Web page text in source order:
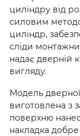
циліндру від
силовим
циліндр,
сліди
надає дверній
вигляду.
Модель
виготовлена з
поверхню
накладка